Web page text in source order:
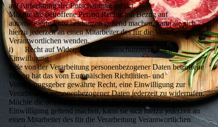
auf Anfechtung der Entscheidung gehört.
Möchte die betroffene Person Rechte mit Bezug auf
automatisierte Entscheidungen geltend machen, kann sie sich
hierzu jederzeit an einen Mitarbeiter des für die Verarbeitung
Verantwortlichen wenden.
i) Recht auf Widerruf einer datenschutzrechtlichen
Einwilligung
Jede von der Verarbeitung personenbezogener Daten betroffene
Person hat das vom Europäischen Richtlinien- und
Verordnungsgeber gewährte Recht, eine Einwilligung zur
Verarbeitung personenbezogener Daten jederzeit zu widerrufen.
Möchte die betroffene Person ihr Recht auf Widerruf einer
Einwilligung geltend machen, kann sie sich hierzu jederzeit an
einen Mitarbeiter des für die Verarbeitung Verantwortlichen